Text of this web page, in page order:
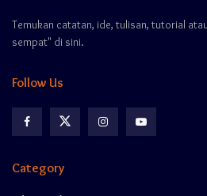
Temukan catatan, ide, tulisan, tutorial
sempat" di sini.
Follow Us
Category